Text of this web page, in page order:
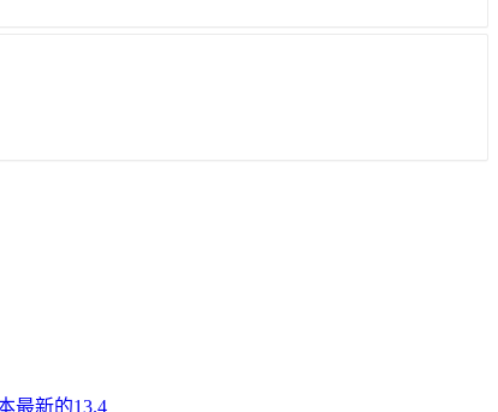
最新的13.4